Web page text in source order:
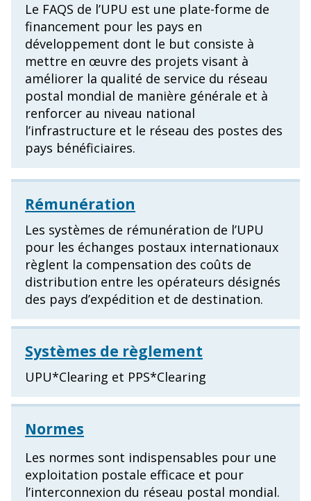
Le FAQS de l’UPU est une plate-forme de
financement pour les pays en
développement dont le but consiste à
mettre en œuvre des projets visant à
améliorer la qualité de service du réseau
postal mondial de manière générale et à
renforcer au niveau national
l’infrastructure et le réseau des postes des
pays bénéficiaires.
Rémunération
Les systèmes de rémunération de l’UPU
pour les échanges postaux internationaux
règlent la compensation des coûts de
distribution entre les opérateurs désignés
des pays d’expédition et de destination.
Systèmes de règlement
UPU*Clearing et PPS*Clearing
Normes
Les normes sont indispensables pour une
exploitation postale efficace et pour
l’interconnexion du réseau postal mondial.